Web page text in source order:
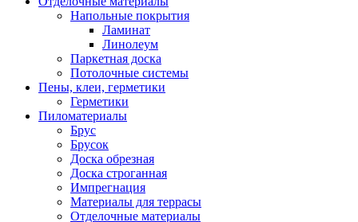
Напольные покрытия
Ламинат
Линолеум
Паркетная доска
Потолочные системы
Пены, клеи, герметики
Герметики
Пиломатериалы
Брус
Брусок
Доска обрезная
Доска строганная
Импрегнация
Материалы для террасы
Отделочные материалы